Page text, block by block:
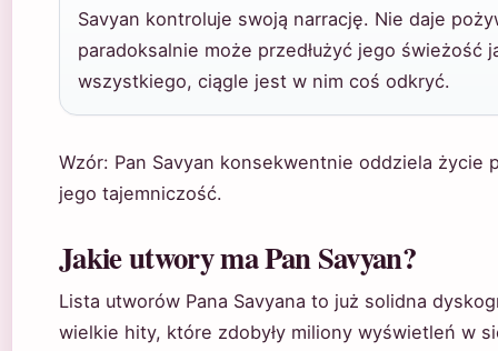
Savyan kontroluje swoją narrację. Nie daje
paradoksalnie może przedłużyć jego świeżość
wszystkiego, ciągle jest w nim coś odkryć.
Wzór: Pan Savyan konsekwentnie oddziela
jego tajemniczość.
Jakie utwory ma Pan Savyan?
Lista utworów Pana Savyana to już solidna
wielkie hity, które zdobyły miliony wyświetleń w